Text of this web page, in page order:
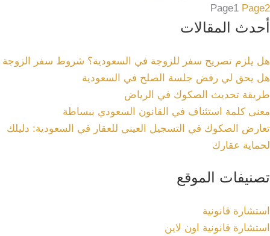
Page1 Page2
أحدث المقالات
هل يلزم تصريح سفر للزوجة في السعودية؟ شروط سفر الزوجة
هل يحق لي رفض جلسة الصلح في السعودية
طريقة تحديث الصكوك في الرياض
معنى كلمة استئناف في القانون السعودي ببساطة
تعارض الصكوك في التسجيل العيني للعقار في السعودية: دليلك
لحماية عقارك
تصنيفات الموقع
استشارة قانونية
استشارة قانونية اون لاين